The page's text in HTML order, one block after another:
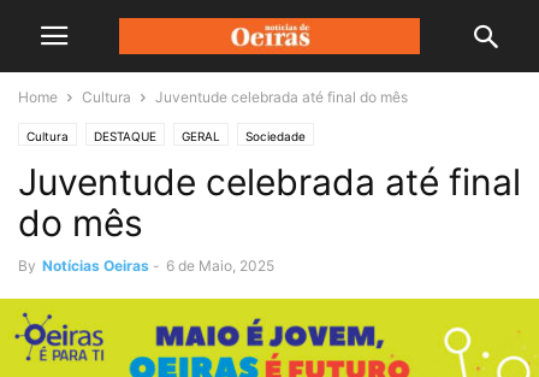
Home Cultura Juventude celebrada até final do mês
Cultura DESTAQUE GERAL Sociedade
Juventude celebrada até final
do mês
By Notícias Oeiras - 6 de Maio, 2025